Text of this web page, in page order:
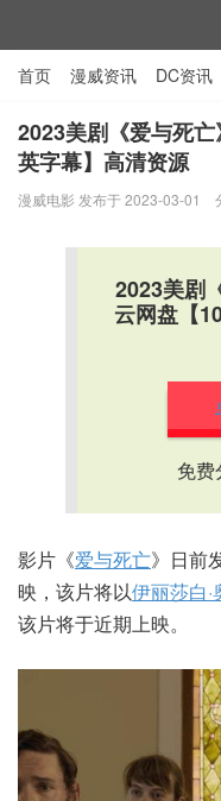
首页 漫威资讯 DC资讯
电视剧资源 漫威图片
2023美剧《爱与死
英字幕】高清资源
漫威电影 发布于 2023-03-01
2023美剧
云网盘【
免费
影片《爱与死亡》日前
映，该片将以伊丽莎白·
该片将于近期上映。